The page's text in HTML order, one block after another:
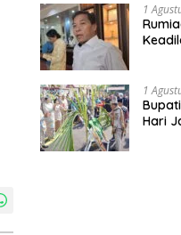
1
1
Hari